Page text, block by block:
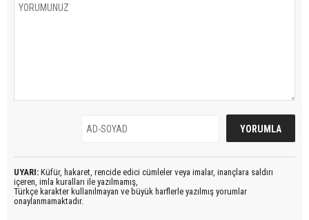
UYARI: Küfür, hakaret, rencide edici cümleler veya imalar, inançlara saldırı
içeren, imla kuralları ile yazılmamış,
Türkçe karakter kullanılmayan ve büyük harflerle yazılmış yorumlar
onaylanmamaktadır.